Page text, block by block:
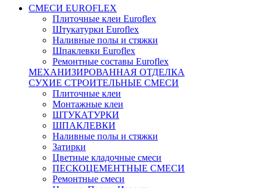
СМЕСИ EUROFLEX
Плиточные клеи Euroflex
Штукатурки Euroflex
Наливные полы и стяжки
Шпаклевки Euroflex
Ремонтные составы Euroflex
МЕХАНИЗИРОВАННАЯ ОТДЕЛКА
СУХИЕ СТРОИТЕЛЬНЫЕ СМЕСИ
Плиточные клеи
Монтажные клеи
ШТУКАТУРКИ
ШПАКЛЕВКИ
Наливные полы и стяжки
Затирки
Цветные кладочные смеси
ПЕСКОЦЕМЕНТНЫЕ СМЕСИ
Ремонтные смеси